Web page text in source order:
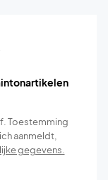
Toestemming
aanmeldt,
gegevens.